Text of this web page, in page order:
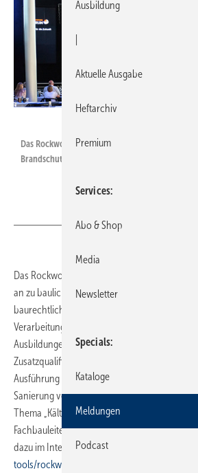
Das Rockwool Forum bietet Seminare in den
Brandschutz, Schall-, Wärme- und Feuchteschutz.
Das Rockwool Forum bietet rund 100
an zu baulichem Brandschutz, Schall-, Wärme-
baurechtlichen Grundlagen. Dazu zählen
Verarbeitungsseminare, Verbundschulungen
Ausbildungen, die über mehrere Module zu
Zusatzqualifikation führen. Behandelt werden
Ausführung und Lösungen für die Erhaltung
Sanierung von Gebäuden. Neu in diesem
Thema „Kälte. Klima. Lüftung“ sowie eine
Fachbauleiter vorbeugender Brandschutz.
dazu im Internet unter
tools/rockwool-forum/
Ausbildung
Aktuelle Ausgabe
Heftarchiv
Premium
Services
Abo & Shop
Media
Newsletter
Specials
Kataloge
Meldungen
Podcast